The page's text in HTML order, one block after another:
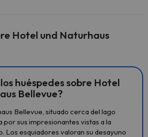
Hotel und Naturhaus
huéspedes sobre Hotel
Bellevue?
Bellevue, situado cerca del lago
por sus impresionantes vistas a la
Los esquiadores valoran su desayuno